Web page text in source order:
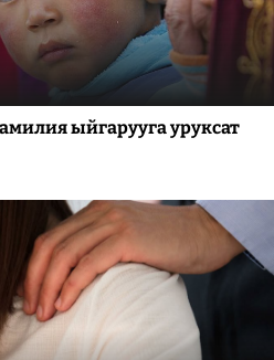
ыйгарууга уруксат